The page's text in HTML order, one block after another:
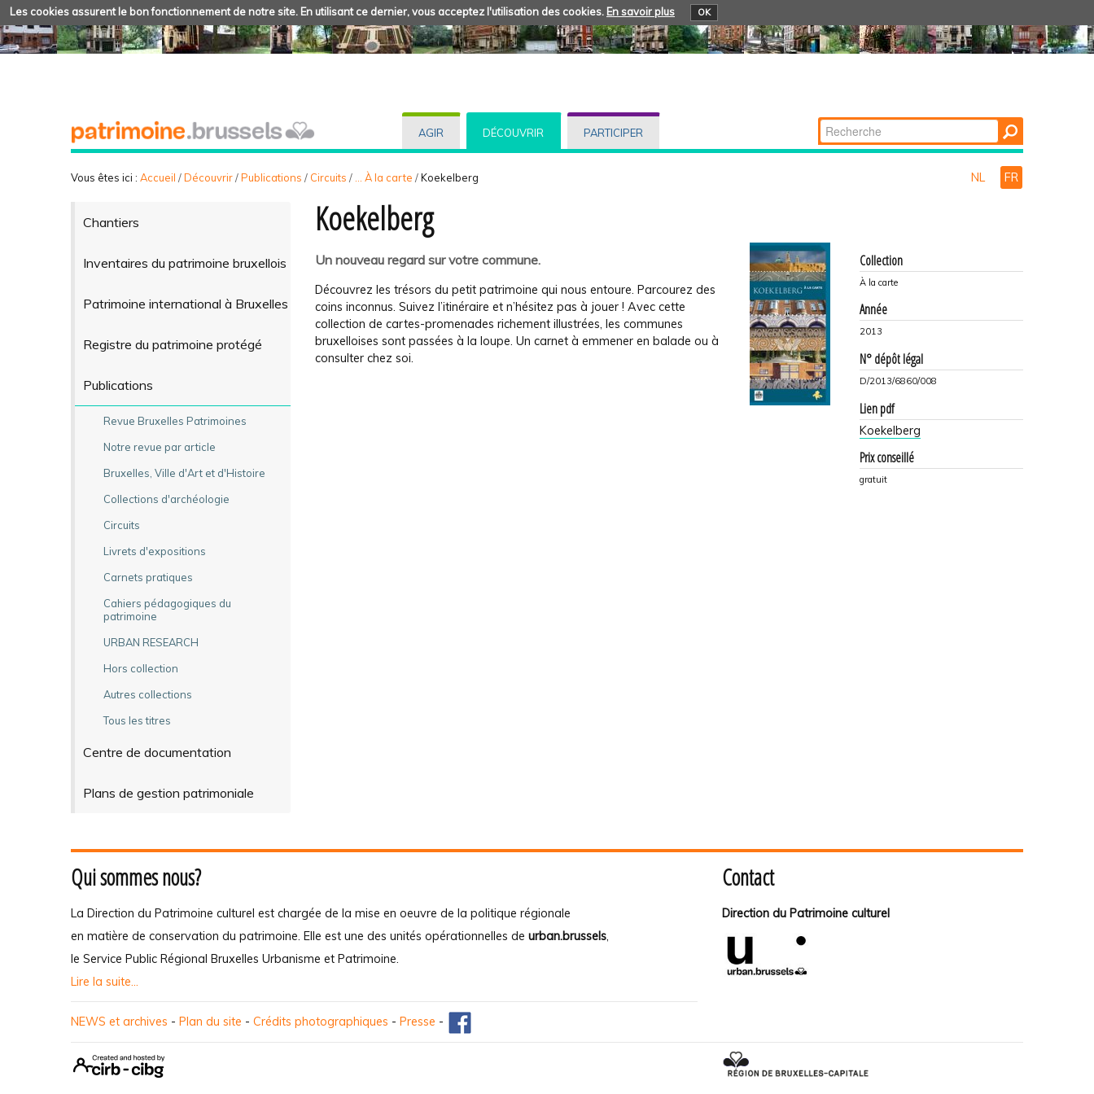
Les cookies assurent le bon fonctionnement de notre site. En utilisant ce dernier, vous acceptez l'utilisation des cookies. En savoir plus OK
AGIR DÉCOUVRIR PARTICIPER Chercher par
Recherche
Vous êtes ici : Accueil /Découvrir/Publications / Circuits / ... À la carte /Koekelberg NL FR
Chantiers
Inventaires du patrimoine bruxellois
Patrimoine international à Bruxelles
Registre du patrimoine protégé
Publications
Revue Bruxelles Patrimoines
Notre revue par article
Bruxelles, Ville d'Art et d'Histoire
Collections d'archéologie
Circuits
Livrets d'expositions
Carnets pratiques
Cahiers pédagogiques du
patrimoine
URBAN RESEARCH
Hors collection
Autres collections
Tous les titres
Centre de documentation
Plans de gestion patrimoniale
Koekelberg
Un nouveau regard sur votre commune.
Découvrez les trésors du petit patrimoine qui nous entoure. Parcourez des
coins inconnus. Suivez l’itinéraire et n’hésitez pas à jouer ! Avec cette
collection de cartes-promenades richement illustrées, les communes
bruxelloises sont passées à la loupe. Un carnet à emmener en balade ou à
consulter chez soi.
Collection
À la carte
Année
2013
N° dépôt légal
D/2013/6860/008
Lien pdf
Koekelberg
Prix conseillé
gratuit
Qui sommes nous?
La Direction du Patrimoine culturel est chargée de la mise en oeuvre de la politique régionale
en matière de conservation du patrimoine. Elle est une des unités opérationnelles de urban.brussels,
le Service Public Régional Bruxelles Urbanisme et Patrimoine.
Lire la suite...
Contact
Direction du Patrimoine culturel
NEWS et archives - Plan du site - Crédits photographiques - Presse -